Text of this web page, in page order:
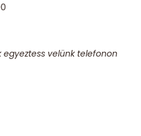
velünk telefonon